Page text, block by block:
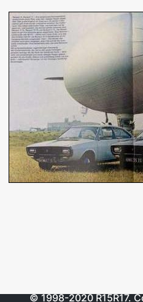
© 1998-2020R15R17.